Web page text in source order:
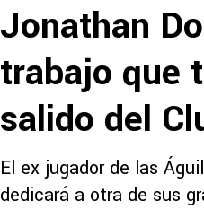
Jonathan
trabajo que
salido del
El ex jugador de las
dedicará a otra de sus